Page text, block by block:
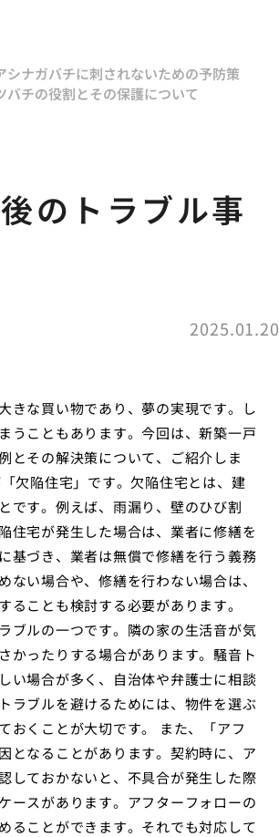
シナガバチに刺されないための予防策
バチの役割とその保護について
のトラブル事
2025.01.20
きな買い物であり、夢の実現です。し
うこともあります。今回は、新築一戸
とその解決策について、ご紹介しま
欠陥住宅」です。欠陥住宅とは、建
です。例えば、雨漏り、壁のひび割
住宅が発生した場合は、業者に修繕を
基づき、業者は無償で修繕を行う義務
い場合や、修繕を行わない場合は、
ことも検討する必要があります。
ブルの一つです。隣の家の生活音が気
かったりする場合があります。騒音ト
い場合が多く、自治体や弁護士に相談
ラブルを避けるためには、物件を選ぶ
おくことが大切です。 また、「アフ
となることがあります。契約時に、ア
しておかないと、不具合が発生した際
ースがあります。アフターフォローの
ることができます。それでも対応して